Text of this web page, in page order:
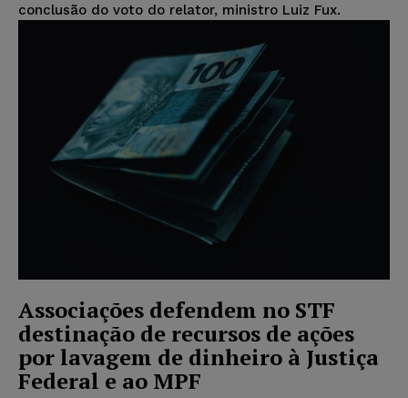
conclusão do voto do relator, ministro Luiz Fux.
Associações defendem no STF
destinação de recursos de ações
por lavagem de dinheiro à Justiça
Federal e ao MPF